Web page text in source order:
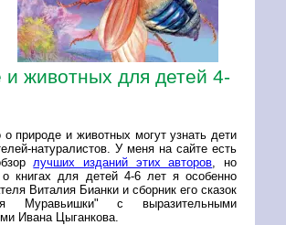
и животных для детей 4-
о природе и животных могут узнать дети
натуралистов. У меня на сайте есть
лучших изданий этих авторов , но
о книгах для детей 4-6 лет я особенно
Виталия Бианки и сборник его сказок
Муравьишки" с выразительными
Ивана Цыганкова.